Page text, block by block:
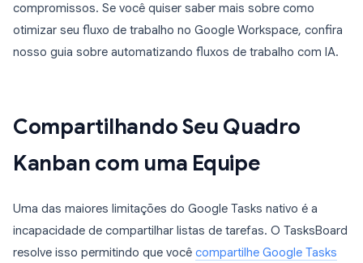
compromissos. Se você quiser saber mais sobre como
otimizar seu fluxo de trabalho no Google Workspace, confira
nosso guia sobre automatizando fluxos de trabalho com IA.
Compartilhando Seu Quadro
Kanban com uma Equipe
Uma das maiores limitações do Google Tasks nativo é a
incapacidade de compartilhar listas de tarefas. O TasksBoard
resolve isso permitindo que você compartilhe Google Tasks